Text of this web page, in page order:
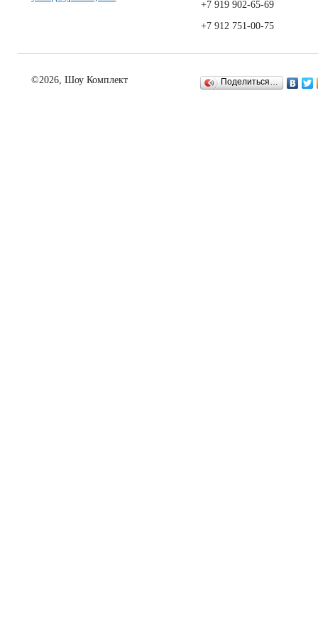
+7 919 902-65-69
+7 912 751-00-75
©2026, Шоу Комплект Поделиться…